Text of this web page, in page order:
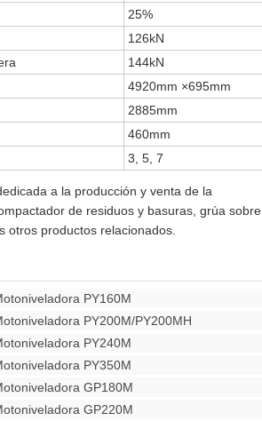
25%
126kN
144kN
4920mm ×695mm
2885mm
460mm
3, 5, 7
a la producción y venta de la
de residuos y basuras, grúa sobre
otros productos relacionados.
PY160M
PY200M/PY200MH
PY240M
PY350M
GP180M
GP220M